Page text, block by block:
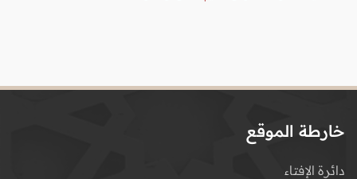
خارطة الموقع
دائرة الإفتاء